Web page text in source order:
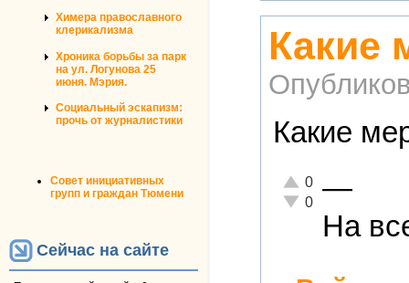
Химера православного
клерикализма
Хроника борьбы за парк
на ул. Логунова 25
июня. Мэрия.
Социальный эскапизм:
прочь от журналистики
Совет инициативных
групп и граждан Тюмени
Сейчас на сайте
Какие
Какие
Отлично!
0
Неадекватно!
0 —
На